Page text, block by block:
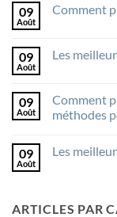
Les
09
Août
Comment
Comment
?
09
Août
Les
Les
meilleures
balles
09
Août
Comment
méthodes
sur
09
Août
Les
meilleurs
ARTICLES PAR